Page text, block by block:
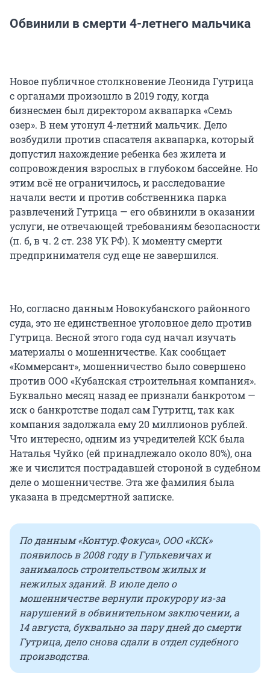
Обвинили в смерти 4-летнего мальчика
Новое публичное столкновение Леонида Гутрица
с органами произошло в 2019 году, когда
бизнесмен был директором аквапарка «Семь
озер». В нем утонул 4-летний мальчик. Дело
возбудили против спасателя аквапарка, который
допустил нахождение ребенка без жилета и
сопровождения взрослых в глубоком бассейне. Но
этим всё не ограничилось, и расследование
начали вести и против собственника парка
развлечений Гутрица — его обвинили в оказании
услуги, не отвечающей требованиям безопасности
(п. б, в ч. 2 ст. 238 УК РФ). К моменту смерти
предпринимателя суд еще не завершился.
Но, согласно данным Новокубанского районного
суда, это не единственное уголовное дело против
Гутрица. Весной этого года суд начал изучать
материалы о мошенничестве. Как сообщает
«Коммерсант», мошенничество было совершено
против ООО «Кубанская строительная компания».
Буквально месяц назад ее признали банкротом —
иск о банкротстве подал сам Гутритц, так как
компания задолжала ему 20 миллионов рублей.
Что интересно, одним из учредителей КСК была
Наталья Чуйко (ей принадлежало около 80%), она
же и числится пострадавшей стороной в судебном
деле о мошенничестве. Эта же фамилия была
указана в предсмертной записке.
По данным «Контур.Фокуса», ООО «КСК»
появилось в 2008 году в Гулькевичах и
занималось строительством жилых и
нежилых зданий. В июле дело о
мошенничестве вернули прокурору из-за
нарушений в обвинительном заключении, а
14 августа, буквально за пару дней до смерти
Гутрица, дело снова сдали в отдел судебного
производства.